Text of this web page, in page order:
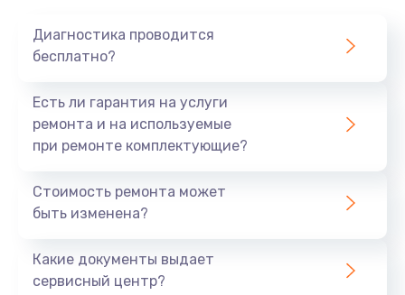
Диагностика проводится
бесплатно?
Есть ли гарантия на услуги
ремонта и на используемые
при ремонте комплектующие?
Стоимость ремонта может
быть изменена?
Какие документы выдает
сервисный центр?